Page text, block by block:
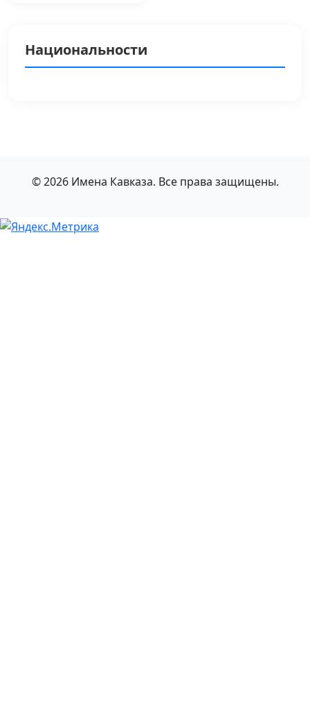
Национальности
© 2026 Имена Кавказа. Все права защищены.